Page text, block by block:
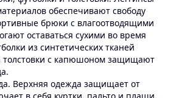
обеспечивают свободу
брюки с влагоотводящими
оставаться сухими во время
из синтетических тканей
толстовки с капюшоном защищают
Верхняя одежда защищает от